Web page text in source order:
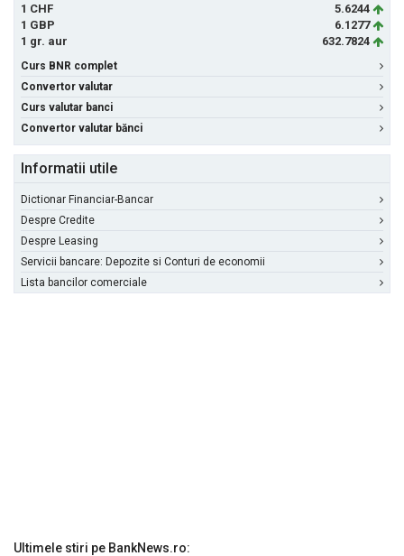
1 CHF
5.6244
1 GBP
6.1277
1 gr. aur
632.7824
Curs BNR complet
Convertor valutar
Curs valutar banci
Convertor valutar bănci
Informatii utile
Dictionar Financiar-Bancar
Despre Credite
Despre Leasing
Servicii bancare: Depozite si Conturi de economii
Lista bancilor comerciale
Ultimele stiri pe BankNews.ro: